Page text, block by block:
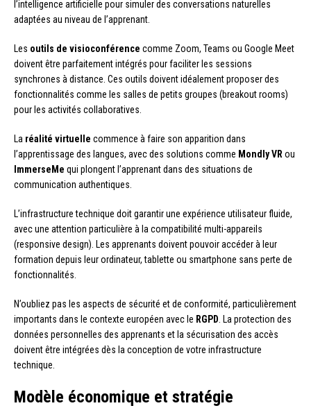
l’intelligence artificielle pour simuler des conversations naturelles
adaptées au niveau de l’apprenant.
Les outils de visioconférence comme Zoom, Teams ou Google Meet
doivent être parfaitement intégrés pour faciliter les sessions
synchrones à distance. Ces outils doivent idéalement proposer des
fonctionnalités comme les salles de petits groupes (breakout rooms)
pour les activités collaboratives.
La réalité virtuelle commence à faire son apparition dans
l’apprentissage des langues, avec des solutions comme Mondly VR ou
ImmerseMe qui plongent l’apprenant dans des situations de
communication authentiques.
L’infrastructure technique doit garantir une expérience utilisateur fluide,
avec une attention particulière à la compatibilité multi-appareils
(responsive design). Les apprenants doivent pouvoir accéder à leur
formation depuis leur ordinateur, tablette ou smartphone sans perte de
fonctionnalités.
N’oubliez pas les aspects de sécurité et de conformité, particulièrement
importants dans le contexte européen avec le RGPD . La protection des
données personnelles des apprenants et la sécurisation des accès
doivent être intégrées dès la conception de votre infrastructure
technique.
Modèle économique et stratégie